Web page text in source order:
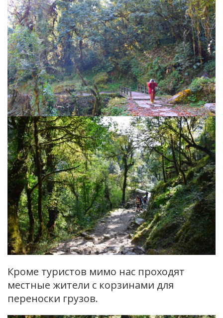
Кроме туристов мимо нас проходят
местные жители с корзинами для
переноски грузов.